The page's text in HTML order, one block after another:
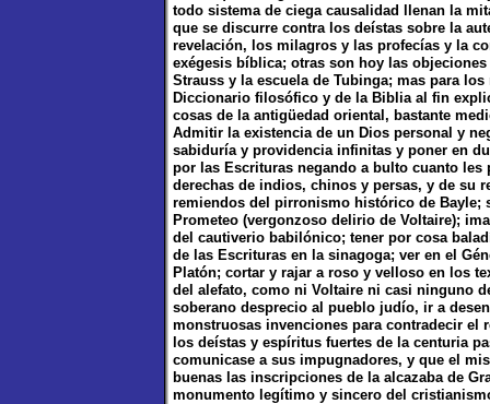
todo sistema de ciega causalidad llenan la
que se discurre contra los deístas sobre la
revelación, los milagros y las profecías y la
exégesis bíblica; otras son hoy las
Strauss y la escuela de Tubinga; mas para
Diccionario filosófico y de la Biblia al fin
cosas de la antigüedad oriental, bastante
Admitir la existencia de un Dios personal y
sabiduría y providencia infinitas y poner en
por las Escrituras negando a bulto cuanto
derechas de indios, chinos y persas, y de su
remiendos del pirronismo histórico de Bayle;
Prometeo (vergonzoso delirio de Voltaire);
del cautiverio babilónico; tener por cosa
de las Escrituras en la sinagoga; ver en el
Platón; cortar y rajar a roso y velloso en los
del alefato, como ni Voltaire ni casi ninguno
soberano desprecio al pueblo judío, ir a
monstruosas invenciones para contradecir el
los deístas y espíritus fuertes de la centuria
comunicase a sus impugnadores, y que el
buenas las inscripciones de la alcazaba de
monumento legítimo y sincero del